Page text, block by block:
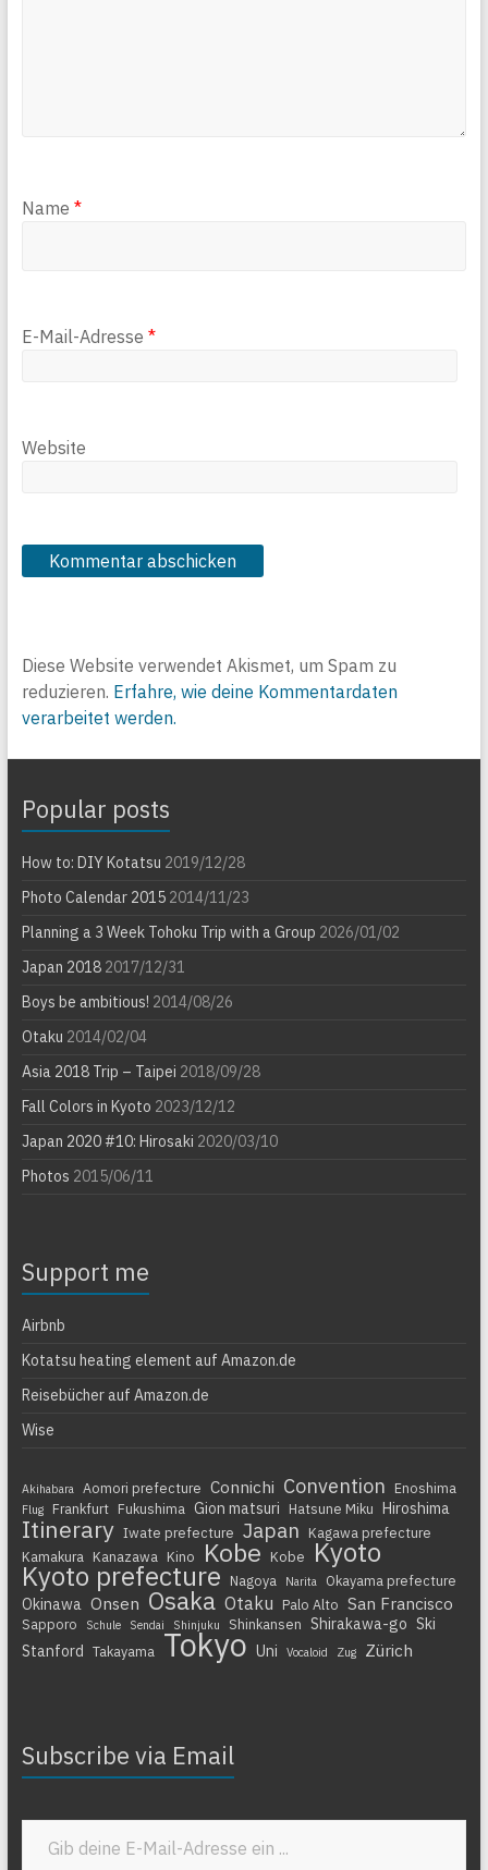
Name *
E-Mail-Adresse *
Website
Diese Website verwendet Akismet, um Spam zu
reduzieren. Erfahre, wie deine Kommentardaten
verarbeitet werden.
Popular posts
How to: DIY Kotatsu 2019/12/28
Photo Calendar 20152014/11/23
Planning a 3 Week Tohoku Trip with a Group 2026/01/02
Japan 20182017/12/31
Boys be ambitious! 2014/08/26
Otaku 2014/02/04
Asia 2018 Trip – Taipei 2018/09/28
Fall Colors in Kyoto 2023/12/12
Japan 2020 #10: Hirosaki 2020/03/10
Photos 2015/06/11
Support me
Airbnb
Kotatsu heating element auf Amazon.de
Reisebücher auf Amazon.de
Wise
Akihabara Aomori prefecture Connichi Convention Enoshima
Flug Frankfurt Fukushima Gion matsuri Hatsune Miku Hiroshima
Itinerary Iwate prefecture Japan
Kagawa prefecture
Kamakura
Kanazawa Kino Kobe Kobe Kyoto
Kyoto prefecture Nagoya Narita Okayama prefecture
Okinawa Onsen Osaka Otaku Palo Alto San Francisco
Sapporo Schule Sendai Shinjuku Shinkansen Shirakawa-go Ski
Stanford Takayama Tokyo Uni Vocaloid Zug Zürich
Subscribe via Email
Gib deine E-Mail-Adresse ein ...